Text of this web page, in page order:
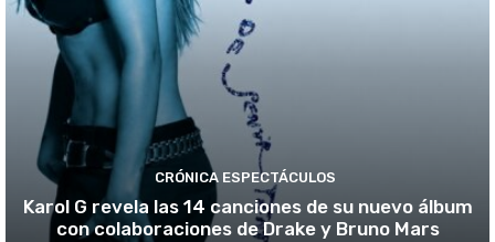
CRÓNICA ESPECTÁCULOS
Karol G revela las 14 canciones de su nuevo álbum
con colaboraciones de Drake y Bruno Mars